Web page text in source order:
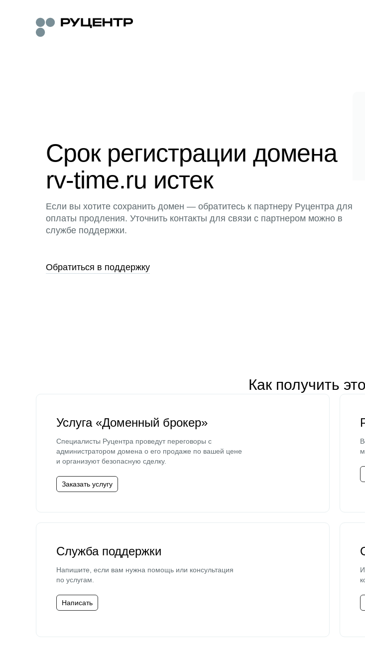
Срок регистрации домена
rv-time.ru истек
Если вы хотите сохранить домен — обратитесь к партнеру Руцентра для
оплаты продления. Уточнить контакты для связи с партнером можно в
службе поддержки.
Обратиться в поддержку
Как получить
Услуга «Доменный брокер»
Специалисты Руцентра проведут переговоры с
администратором домена о его продаже по вашей цене
и организуют безопасную сделку.
Заказать услугу
Служба поддержки
Напишите, если вам нужна помощь или консультация
по услугам.
Написать